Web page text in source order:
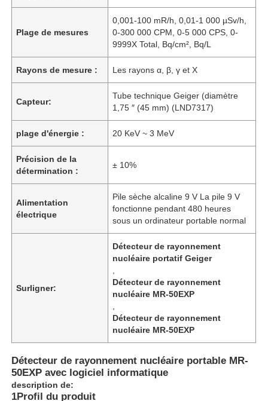
Plage de mesures
0,001-100 mR/h, 0,01-1 000 µSv/h,
0-300 000 CPM, 0-5 000 CPS, 0-
9999X Total, Bq/cm², Bq/L
Rayons de mesure : Les rayons α, β, γ et Χ
Capteur:
Tube technique Geiger (diamètre
1,75 ″ (45 mm) (LND7317)
plage d'énergie : 20 KeV ~ 3 MeV
Précision de la
détermination :
± 10%
Alimentation
électrique
Pile sèche alcaline 9 V La pile 9 V
fonctionne pendant 480 heures
sous un ordinateur portable normal
Surligner:
Détecteur de rayonnement
nucléaire portatif Geiger
Détecteur de rayonnement
nucléaire MR-50EXP
Détecteur de rayonnement
nucléaire MR-50EXP
Détecteur de rayonnement nucléaire portable MR-
50EXP avec logiciel informatique
description de:
1Profil du produit